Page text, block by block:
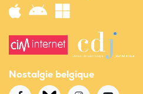
Nostalgie belgique